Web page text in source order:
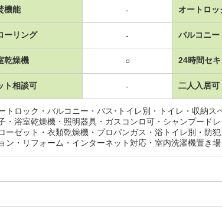
機能 - オートロッ
ーリング - バルコニー
乾燥機 ○ 24時間セ
ト相談可 - 二人入居可
トロック・バルコニー・バス･トイレ別・トイレ・収納ス
・浴室乾燥機・照明器具・ガスコンロ可・シャンプード
ーゼット・衣類乾燥機・プロパンガス・浴トイレ別・防
ン・リフォーム・インターネット対応・室内洗濯機置き場